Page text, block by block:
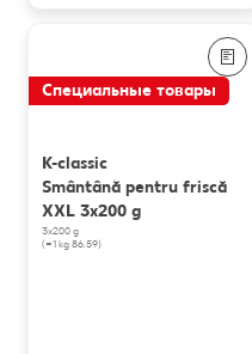
Специальные товары
K-classic
Smântână pentru friscă
XXL 3x200 g
3x200 g
(=1 kg 86.59)